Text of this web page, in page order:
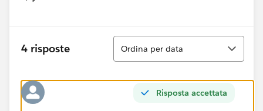
Show menu
4 risposte
Ordina
Ordina per data
Risposta accettata